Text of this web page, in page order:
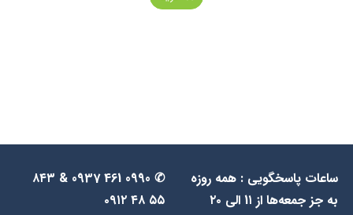
ساعات پاسخگویی : همه روزه
به جز جمعه‌ها از 1۱ الی ۲۰
✆ 0990 461 0937 & ۸۴۳
۵۵ ۴۸ ۰۹۱۲